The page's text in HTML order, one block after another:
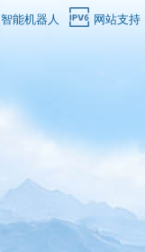
智能机器人 网站支持